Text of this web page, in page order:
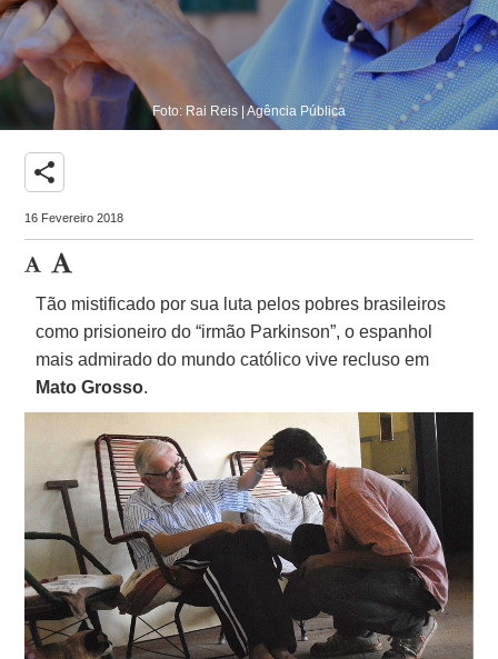
Foto: Rai Reis | Agência Pública
share
16 Fevereiro 2018
Tão mistificado por sua luta pelos pobres brasileiros
como prisioneiro do “irmão Parkinson”, o espanhol
mais admirado do mundo católico vive recluso em
Mato Grosso.